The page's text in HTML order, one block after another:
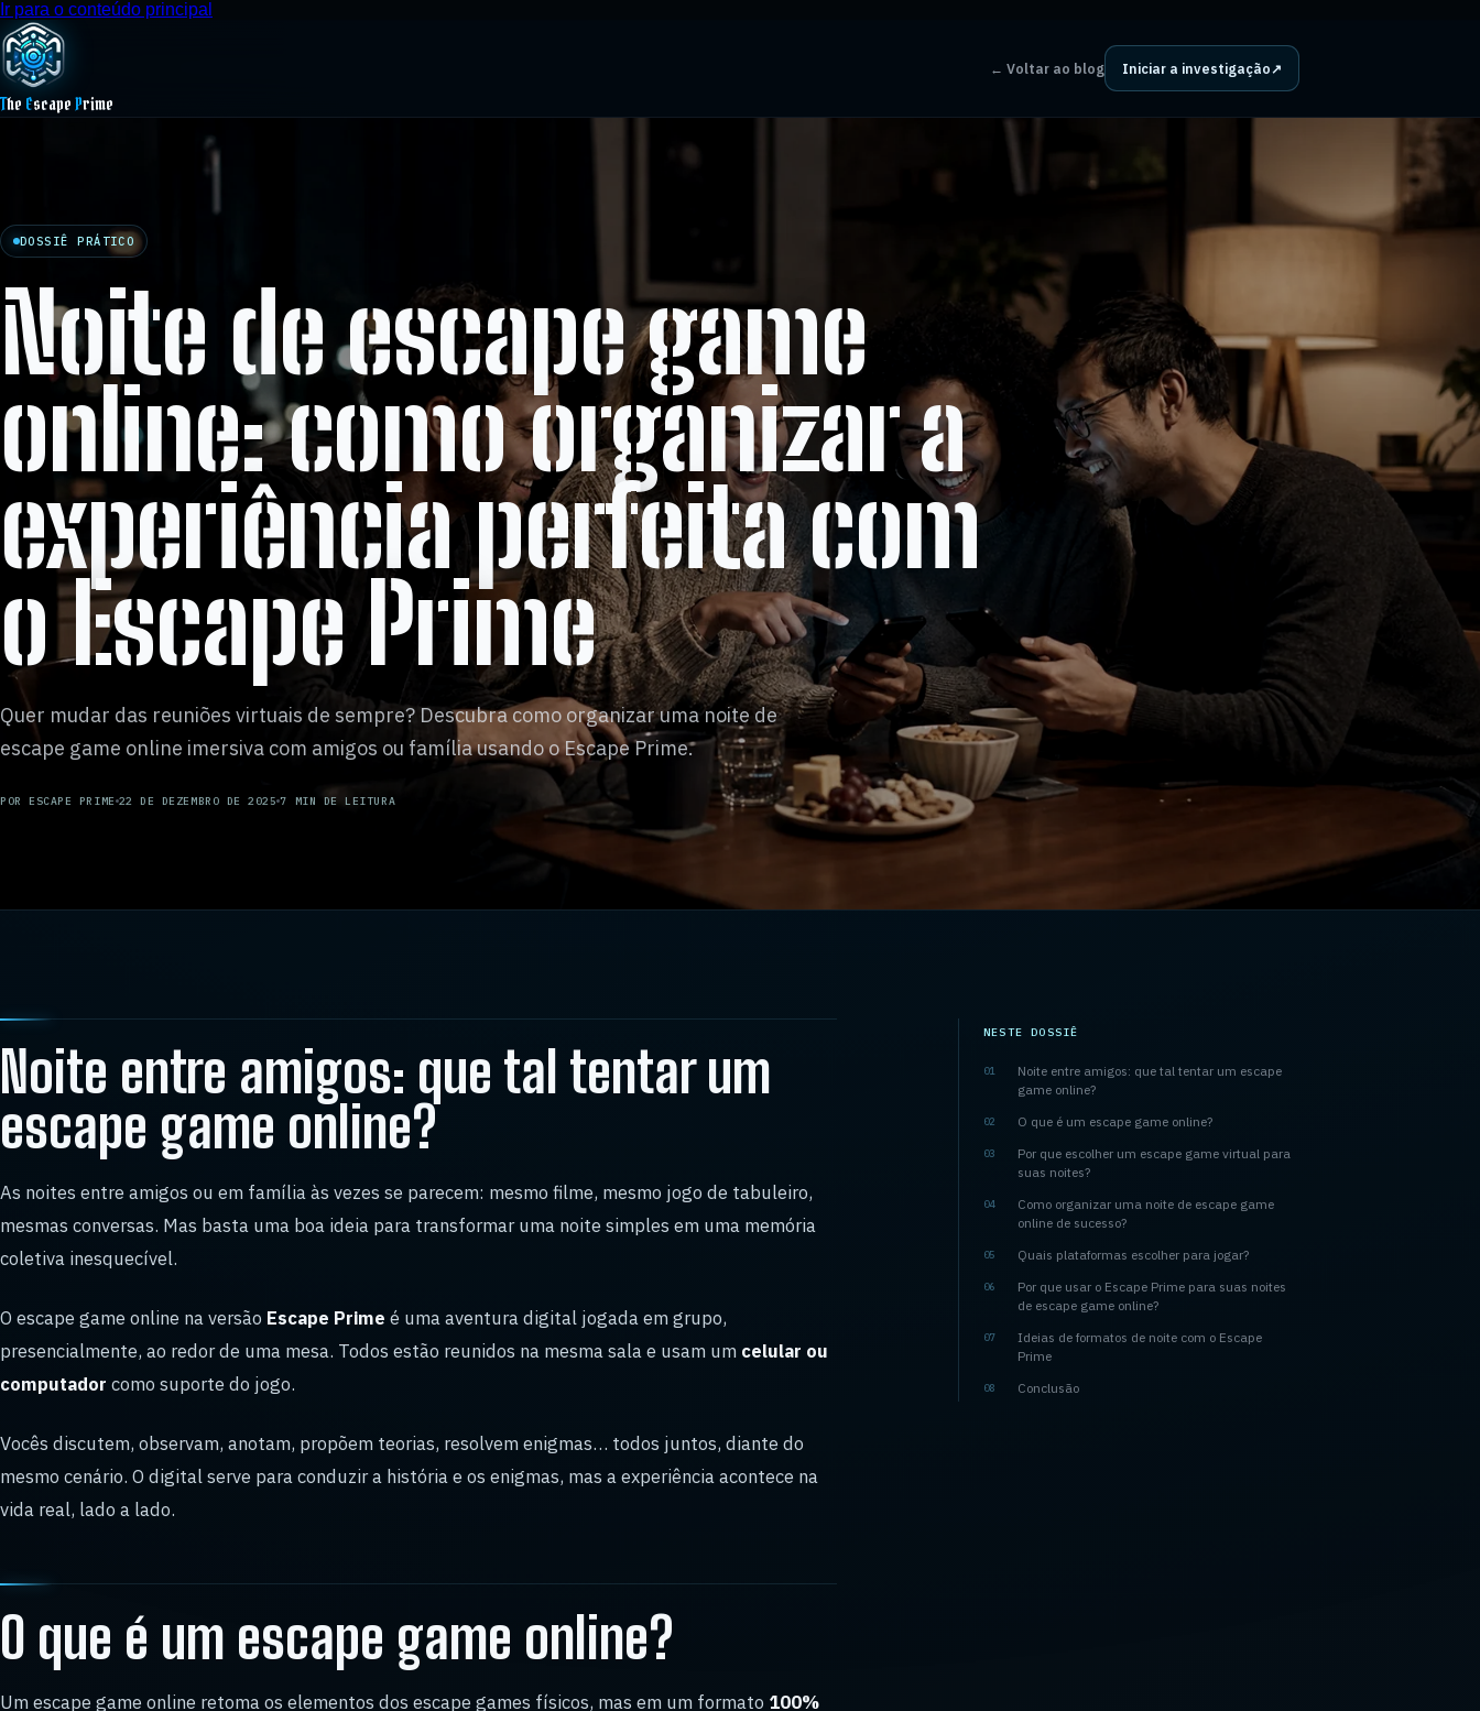
Ir para o conteúdo principal
The Escape Prime
← Voltar ao blog Iniciar a investigação↗
DOSSIÊ PRÁTICO
Noite de escape game
online: como organizar a
experiência perfeita com
o Escape Prime
Quer mudar das reuniões virtuais de sempre? Descubra como organizar uma noite de
escape game online imersiva com amigos ou família usando o Escape Prime.
POR ESCAPE PRIME 22 DE DEZEMBRO DE 2025 7 MIN DE LEITURA
Noite entre amigos: que tal tentar um
escape game online?
As noites entre amigos ou em família às vezes se parecem: mesmo filme, mesmo jogo de tabuleiro,
mesmas conversas. Mas basta uma boa ideia para transformar uma noite simples em uma memória
coletiva inesquecível.
O escape game online na versão Escape Prime é uma aventura digital jogada em grupo,
presencialmente, ao redor de uma mesa. Todos estão reunidos na mesma sala e usam um celular ou
computador como suporte do jogo.
Vocês discutem, observam, anotam, propõem teorias, resolvem enigmas… todos juntos, diante do
mesmo cenário. O digital serve para conduzir a história e os enigmas, mas a experiência acontece na
vida real, lado a lado.
O que é um escape game online?
Um escape game online retoma os elementos dos escape games físicos, mas em um formato 100%
NESTE DOSSIÊ
01
Noite entre amigos: que tal tentar um escape
game online?
02 O que é um escape game online?
03
Por que escolher um escape game virtual para
suas noites?
04
Como organizar uma noite de escape game
online de sucesso?
05 Quais plataformas escolher para jogar?
06
Por que usar o Escape Prime para suas noites
de escape game online?
07
Ideias de formatos de noite com o Escape
Prime
08 Conclusão